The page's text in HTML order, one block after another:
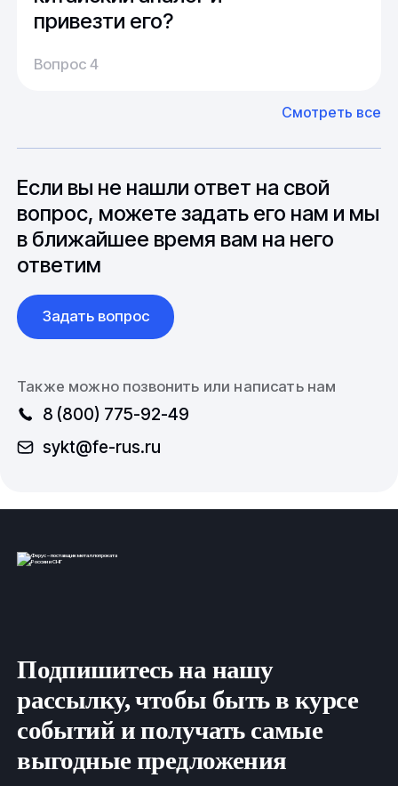
Производство:
20-25 дней, но в зависимости от различных
может быть сокращен до 1 недели.
до 6 месяцев производства.
привезти его?
У нас большой опыт поставок из Европы и
Азии. Через наших партнеров мы сможем
вопросы связанные с документацией и
международной логистикой.
Вопрос 4
Смотреть все
Если вы не нашли ответ на свой
вопрос, можете задать его нам и мы
в ближайшее время вам на него
ответим
Задать вопрос
Также можно позвонить или написать нам
8 (800) 775-92-49
sykt@fe-rus.ru
Подпишитесь на нашу
рассылку, чтобы быть в курсе
событий и получать самые
выгодные предложения